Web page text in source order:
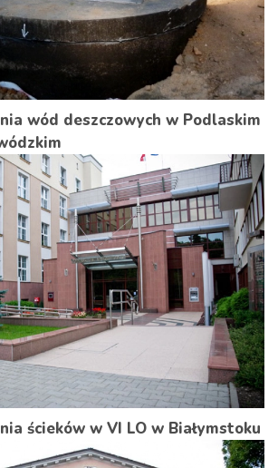
wód deszczowych w Podlaskim
ścieków w VI LO w Białymstoku